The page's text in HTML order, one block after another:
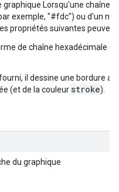
Lorsqu'une chaîne
exemple, "#fdc") ou d'un
propriétés suivantes
de chaîne hexadécimale
il dessine une bordure
(et de la couleur stroke).
du graphique